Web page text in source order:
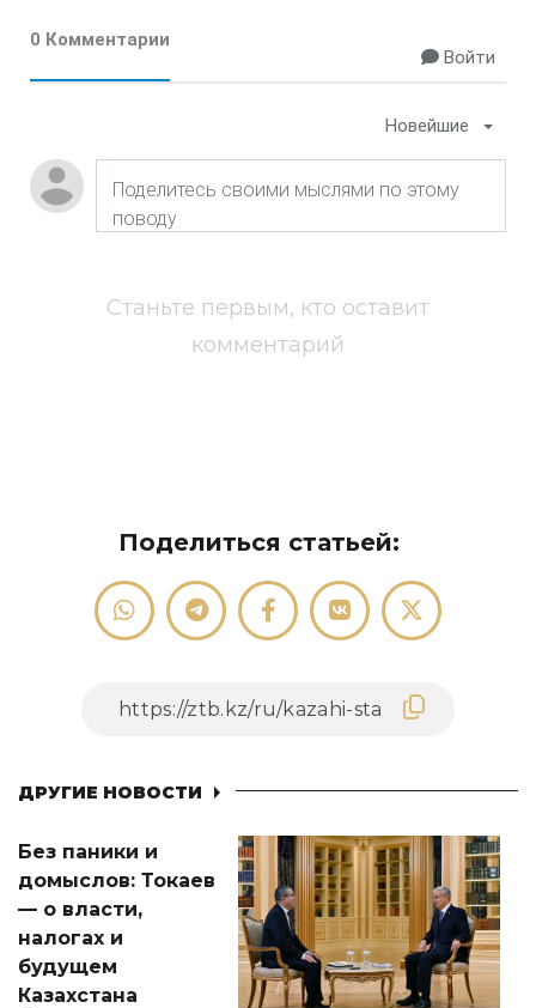
0 Комментарии
Войти
Новейшие
Станьте первым, кто оставит
комментарий
Поделиться статьей:
ДРУГИЕ НОВОСТИ
Без паники и
домыслов: Токаев
— о власти,
налогах и
будущем
Казахстана